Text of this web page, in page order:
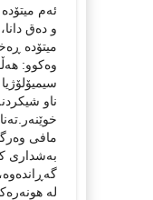
ئەم
و دەق
میتۆدە
وەکوو:
ناو
مافی
بەشداری
لە